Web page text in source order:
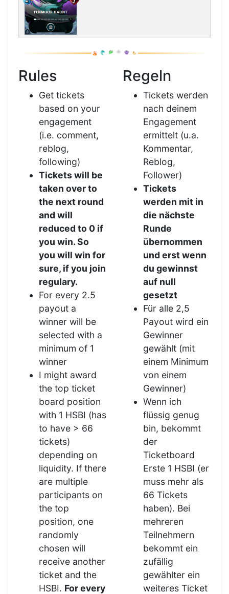
Rules
Get tickets
based on your
engagement
(i.e. comment,
reblog,
following)
Tickets will be
taken over to
the next round
and will
reduced to 0 if
you win. So
you will win for
sure, if you join
regulary.
For every 2.5
payout a
winner will be
selected with a
minimum of 1
winner
I might award
the top ticket
board position
with 1 HSBI (has
to have > 66
tickets)
depending on
liquidity. If there
are multiple
participants on
the top
position, one
randomly
chosen will
receive another
ticket and the
HSBI. For every
Regeln
Tickets werden
nach deinem
Engagement
ermittelt (u.a.
Kommentar,
Reblog,
Follower)
Tickets
werden mit in
die nächste
Runde
übernommen
und erst wenn
du gewinnst
auf null
gesetzt
Für alle 2,5
Payout wird ein
Gewinner
gewählt (mit
einem Minimum
von einem
Gewinner)
Wenn ich
flüssig genug
bin, bekommt
der
Ticketboard
Erste 1 HSBI (er
muss mehr als
66 Tickets
haben). Bei
mehreren
Teilnehmern
bekommt ein
zufällig
gewählter ein
weiteres Ticket